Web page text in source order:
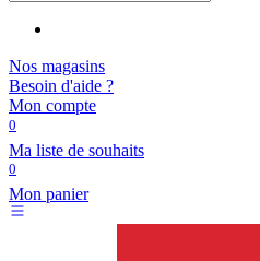
Nos magasins
Besoin d'aide ?
Mon compte
0
Ma liste de souhaits
0
Mon panier